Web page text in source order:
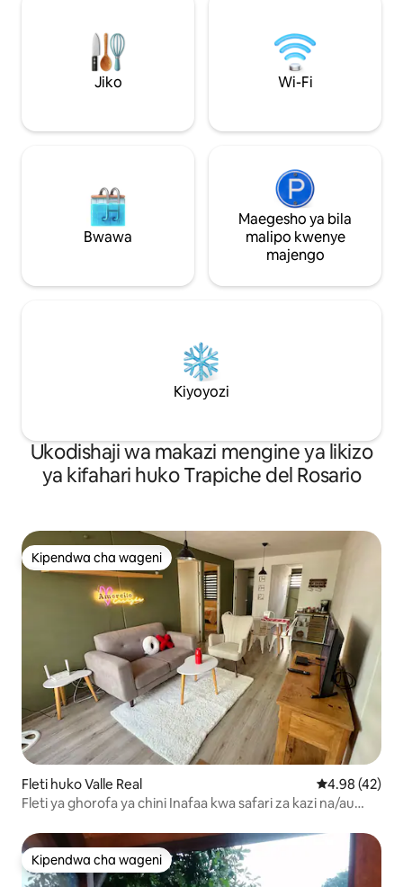
marafiki au mshirika na ufurahie.
Jiko Wi-Fi
Bwawa
Maegesho ya bila
malipo kwenye
majengo
Kiyoyozi
Ukodishaji wa makazi mengine ya likizo
ya kifahari huko Trapiche del Rosario
Kipendwa cha wageni
Kipendwa cha wageni
Fleti huko Valle Real Ukadiriaji wa
4.98 (42)
Fleti ya ghorofa ya chini Inafaa kwa safari za kazi na/au
Kipendwa cha wageni
Kipendwa cha wageni